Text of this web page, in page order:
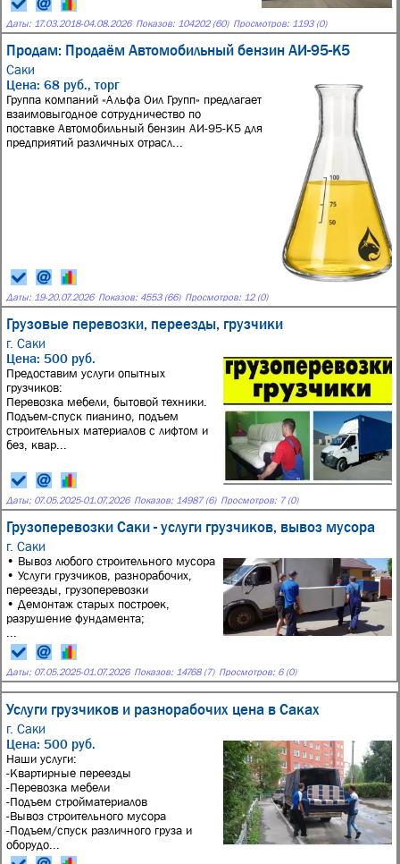
Даты: 17.03.2018-04.08.2026 Показов: 104202 (60) Просмотров: 1193 (0)
Продам: Продаём Автомобильный бензин АИ-95-К5
Саки
Цена: 68 руб., торг
Группа компаний «Альфа Оил Групп» предлагает
взаимовыгодное сотрудничество по
поставке Автомобильный бензин АИ-95-К5 для
предприятий различных отрасл...
Даты: 19-20.07.2026 Показов: 4553 (66) Просмотров: 12 (0)
Грузовые перевозки, переезды, грузчики
г. Саки
Цена: 500 руб.
Предоставим услуги опытных
грузчиков:
Перевозка мебели, бытовой техники.
Подъем-спуск пианино, подъем
строительных материалов с лифтом и
без, квар...
Даты: 07.05.2025-01.07.2026 Показов: 14987 (6) Просмотров: 7 (0)
Грузоперевозки Саки - услуги грузчиков, вывоз мусора
г. Саки
• Вывоз любого строительного мусора
• Услуги грузчиков, разнорабочих,
переезды, грузоперевозки
• Демонтаж старых построек,
разрушение фундамента;
Даты: 07.05.2025-01.07.2026 Показов: 14768 (7) Просмотров: 6 (0)
Услуги грузчиков и разнорабочих цена в Саках
г. Саки
Цена: 500 руб.
Наши услуги:
-Квартирные переезды
-Перевозка мебели
-Подъем стройматериалов
-Вывоз строительного мусора
-Подъем/спуск различного груза и
оборудо...